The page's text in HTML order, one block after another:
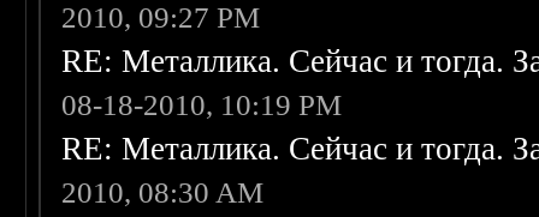
2010, 09:27 PM
RE: Металлика. Сейчас и тогда.
08-18-2010, 10:19 PM
RE: Металлика. Сейчас и тогда.
2010, 08:30 AM